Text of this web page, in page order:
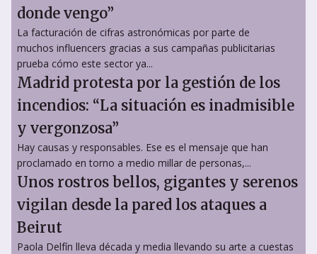
donde vengo”
La facturación de cifras astronómicas por parte de
muchos influencers gracias a sus campañas publicitarias
prueba cómo este sector ya...
Madrid protesta por la gestión de los
incendios: “La situación es inadmisible
y vergonzosa”
Hay causas y responsables. Ese es el mensaje que han
proclamado en torno a medio millar de personas,...
Unos rostros bellos, gigantes y serenos
vigilan desde la pared los ataques a
Beirut
Paola Delfín lleva década y media llevando su arte a cuestas